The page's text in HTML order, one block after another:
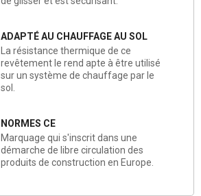
ADAPTÉ AU CHAUFFAGE AU SOL
La résistance thermique de ce
revêtement le rend apte à être utilisé
sur un système de chauffage par le
sol.
NORMES CE
Marquage qui s'inscrit dans une
démarche de libre circulation des
produits de construction en Europe.